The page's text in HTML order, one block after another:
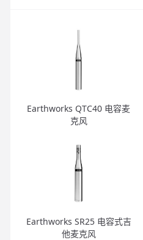
Earthworks QTC40 电容麦
克风
Earthworks SR25 电容式吉
他麦克风